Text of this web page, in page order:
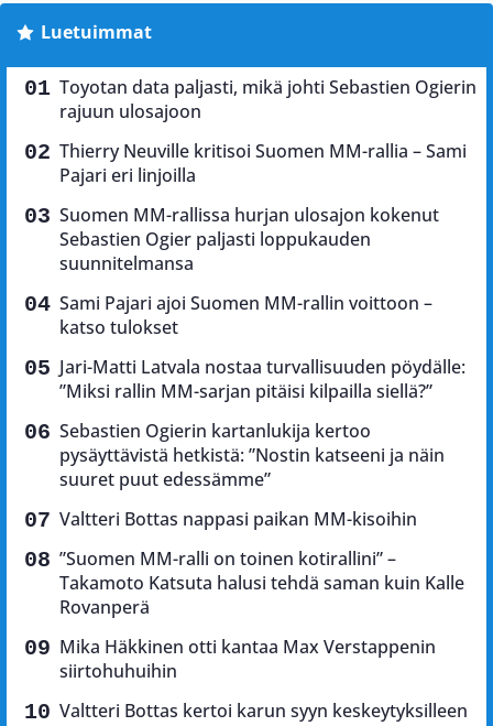
Luetuimmat
Toyotan data paljasti, mikä johti Sebastien Ogierin
rajuun ulosajoon
Thierry Neuville kritisoi Suomen MM-rallia – Sami
Pajari eri linjoilla
Suomen MM-rallissa hurjan ulosajon kokenut
Sebastien Ogier paljasti loppukauden
suunnitelmansa
Sami Pajari ajoi Suomen MM-rallin voittoon –
katso tulokset
Jari-Matti Latvala nostaa turvallisuuden pöydälle:
”Miksi rallin MM-sarjan pitäisi kilpailla siellä?”
Sebastien Ogierin kartanlukija kertoo
pysäyttävistä hetkistä: ”Nostin katseeni ja näin
suuret puut edessämme”
Valtteri Bottas nappasi paikan MM-kisoihin
”Suomen MM-ralli on toinen kotirallini” –
Takamoto Katsuta halusi tehdä saman kuin Kalle
Rovanperä
Mika Häkkinen otti kantaa Max Verstappenin
siirtohuhuihin
Valtteri Bottas kertoi karun syyn keskeytyksilleen